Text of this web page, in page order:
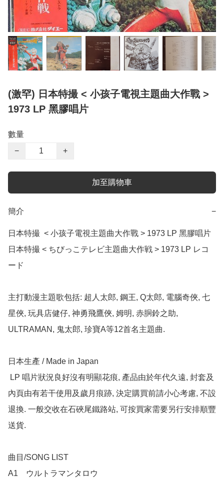
(激罕) 日本特撮 < 小孩子電視主題曲大作戰 >
1973 LP 黑膠唱片
數量
−
+
加至購物車
簡介 −
日本特撮  < 小孩子電視主題曲大作戰 > 1973 LP 黑膠唱片
日本特撮 < ちびっこテレビ主題曲大作戦 > 1973 LP レコ
ード
主打動漫主題歌包括: 超人太郎, 鋼王, Q太郎, 電腦奇俠, 七
星俠, 玩具店健仔, 神勇飛鷹俠, 姆明, 赤胴鈴之助,
ULTRAMAN, 鬼太郎, 珍寶A等12首名主題曲.
日本生產 / Made in Japan
內頁由有若干使用及歲月痕跡, 決定購買前請小心考慮, 不設
退換. 一般交收在石硤尾鐵路站, 可按買家需要另行安排順豐
送貨.
曲目/SONG LIST
A1　ウルトラマンタロウ